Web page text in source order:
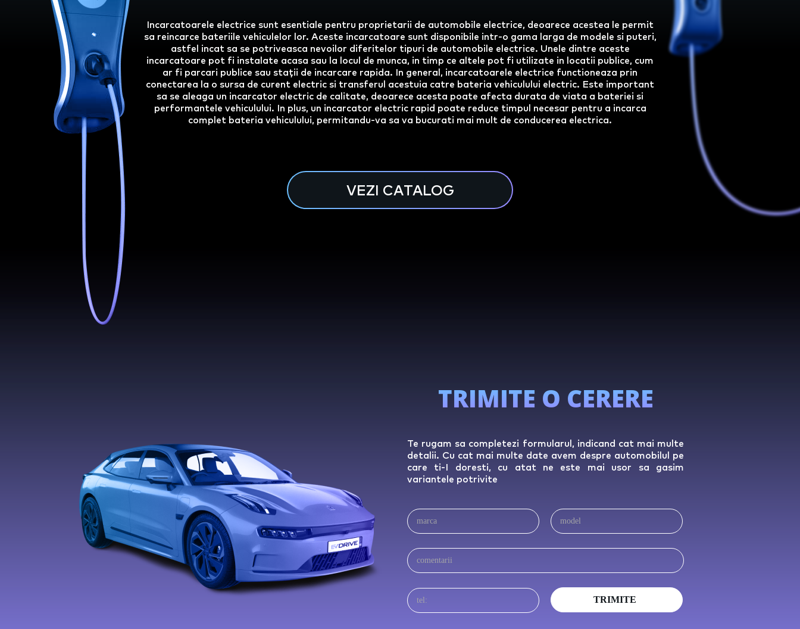
Incarcatoarele electrice sunt esentiale pentru proprietarii de automobile electrice, deoarece acestea le permit
sa reincarce bateriile vehiculelor lor. Aceste incarcatoare sunt disponibile intr-o gama larga de modele si puteri,
astfel incat sa se potriveasca nevoilor diferitelor tipuri de automobile electrice. Unele dintre aceste
incarcatoare pot fi instalate acasa sau la locul de munca, in timp ce altele pot fi utilizate in locatii publice, cum
ar fi parcari publice sau stații de incarcare rapida. In general, incarcatoarele electrice functioneaza prin
conectarea la o sursa de curent electric si transferul acestuia catre bateria vehiculului electric. Este important
sa se aleaga un incarcator electric de calitate, deoarece acesta poate afecta durata de viata a bateriei si
performantele vehiculului. In plus, un incarcator electric rapid poate reduce timpul necesar pentru a incarca
complet bateria vehiculului, permitandu-va sa va bucurati mai mult de conducerea electrica.
VEZI CATALOG
TRIMITE O CERERE
Te rugam sa completezi formularul, indicand cat mai multe
detalii. Cu cat mai multe date avem despre automobilul pe
care ti-I doresti, cu atat ne este mai usor sa gasim
variantele potrivite